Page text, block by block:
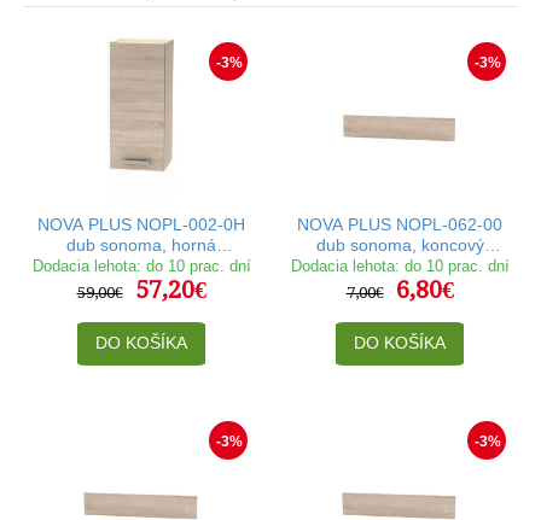
-3%
NOVA PLUS NOPL-002-0H
dub sonoma, horná
skrinka v šírke 30 cm
Dodacia lehota: do 10 prac. dní
59,00€
57,20€
DO KOŠÍKA
-3%
NOVA PLUS NOPL-062-00
dub sonoma, koncový
sokel na nízke skrinky v
dĺžke 44,7 cm
Dodacia lehota: do 10 prac. dní
7,00€
6,80€
DO KOŠÍKA
-3% -3%